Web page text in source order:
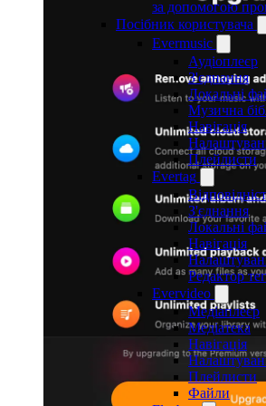
за допомогою
Посібник користувача
Evermusic
Аудіоплеєр
З'єднання
Локальні
Музична
Навігація
Плейлисти
Evertag
З'єднання
Локальні
Навігація
Редактор
Evervideo
Медіаплеєр
Медіатека
Навігація
Плейлисти
Файли